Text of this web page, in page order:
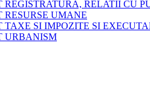
REGISTRATURA, RELATII CU
RESURSE UMANE
TAXE SI IMPOZITE SI
URBANISM